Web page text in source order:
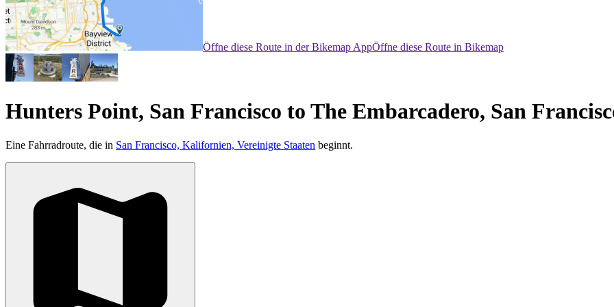
Öffne diese Route in der Bikemap AppÖffne diese Route in Bikemap
Hunters Point, San Francisco to The Embarcadero, San
Eine Fahrradroute, die in San Francisco, Kalifornien, Vereinigte Staaten beginnt.